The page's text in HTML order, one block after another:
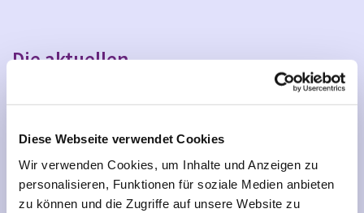
Diese Webseite verwendet Cookies
Wir verwenden Cookies, um Inhalte und Anzeigen zu
personalisieren, Funktionen für soziale Medien anbieten
zu können und die Zugriffe auf unsere Website zu
Die aktuellen
Mitarbeitendenvertreter:innen